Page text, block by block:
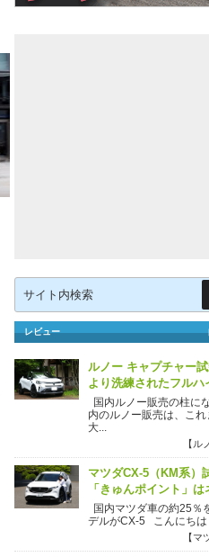
索:
レビュー
ルノー キャプチャー
より洗練されたフルハ
国内ルノー販売の柱に
内のルノー販売は、こ
大...
【ル
マツダCX-5（KM系）
「きゅんポイント」は
国内マツダ車の約25％
デルがCX-5 こんにちは
【マ